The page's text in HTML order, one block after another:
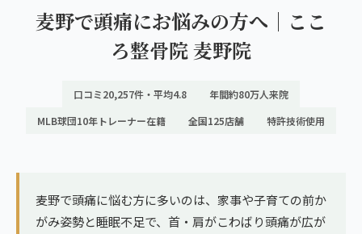
姿勢矯正
ゴルフ
ヨガ・ピラティス
立川エリア（2院）
広島エリア（4院）
鹿児島エリア（3院）
お知らせ
麦野で頭痛にお悩みの方へ｜ここ
ろ整骨院 麦野院
口コミ20,257件・平均4.8
年間約80万人来院
MLB球団10年トレーナー在籍
全国125店舗 特許技術使用
麦野で頭痛に悩む方に多いのは、家事や子育ての前か
がみ姿勢と睡眠不足で、首・肩がこわばり頭痛が広が